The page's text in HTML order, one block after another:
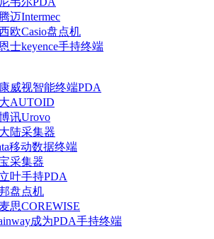
迈Intermec
欧Casio盘点机
士keyence手持终端
威视智能终端PDA
AUTOID
讯Urovo
陆采集器
移动数据终端
采集器
叶手持PDA
盘点机
思COREWISE
成为PDA手持终端